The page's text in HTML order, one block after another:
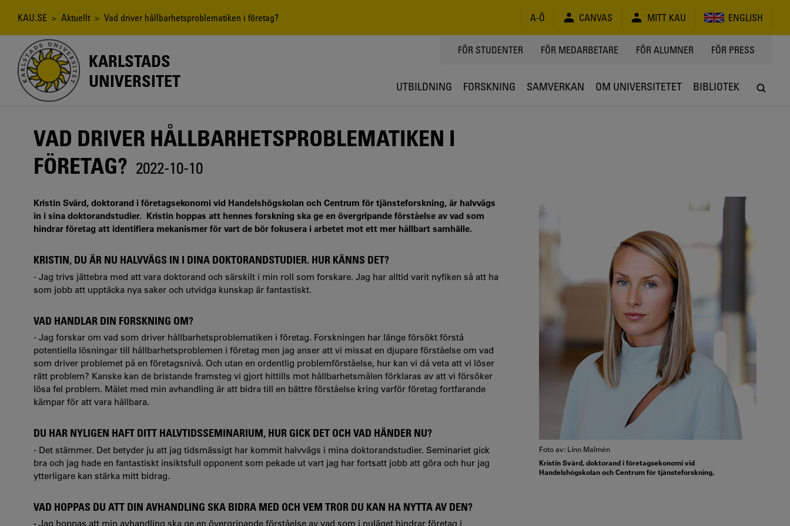
Länkstig
KAU.SE > Aktuellt > Vad driver hållbarhetsproblematiken i företag? A-Ö CANVAS MITT KAU ENGLISH
KARLSTADS
UNIVERSITET
TOPPMENY
FÖR STUDENTER FÖR MEDARBETARE FÖR ALUMNER FÖR PRESS
UTBILDNING FORSKNING SAMVERKAN OM UNIVERSITETET BIBLIOTEK
VAD DRIVER HÅLLBARHETSPROBLEMATIKEN I
FÖRETAG? 2022-10-10
Kristin Svärd, doktorand i företagsekonomi vid Handelshögskolan och Centrum för tjänsteforskning, är halvvägs
in i sina doktorandstudier. Kristin hoppas att hennes forskning ska ge en övergripande förståelse av vad som
hindrar företag att identifiera mekanismer för vart de bör fokusera i arbetet mot ett mer hållbart samhälle.
KRISTIN, DU ÄR NU HALVVÄGS IN I DINA DOKTORANDSTUDIER. HUR KÄNNS DET?
- Jag trivs jättebra med att vara doktorand och särskilt i min roll som forskare. Jag har alltid varit nyfiken så att ha
som jobb att upptäcka nya saker och utvidga kunskap är fantastiskt.
VAD HANDLAR DIN FORSKNING OM?
- Jag forskar om vad som driver hållbarhetsproblematiken i företag. Forskningen har länge försökt förstå
potentiella lösningar till hållbarhetsproblemen i företag men jag anser att vi missat en djupare förståelse om vad
som driver problemet på en företagsnivå. Och utan en ordentlig problemförståelse, hur kan vi då veta att vi löser
rätt problem? Kanske kan de bristande framsteg vi gjort hittills mot hållbarhetsmålen förklaras av att vi försöker
lösa fel problem. Målet med min avhandling är att bidra till en bättre förståelse kring varför företag fortfarande
kämpar för att vara hållbara.
DU HAR NYLIGEN HAFT DITT HALVTIDSSEMINARIUM, HUR GICK DET OCH VAD HÄNDER NU?
- Det stämmer. Det betyder ju att jag tidsmässigt har kommit halvvägs i mina doktorandstudier. Seminariet gick
bra och jag hade en fantastiskt insiktsfull opponent som pekade ut vart jag har fortsatt jobb att göra och hur jag
ytterligare kan stärka mitt bidrag.
VAD HOPPAS DU ATT DIN AVHANDLING SKA BIDRA MED OCH VEM TROR DU KAN HA NYTTA AV DEN?
- Jag hoppas att min avhandling ska ge en övergripande förståelse av vad som i nuläget hindrar företag i
Foto av: Linn Malmén
Kristin Svärd, doktorand i företagsekonomi vid
Handelshögskolan och Centrum för tjänsteforskning,